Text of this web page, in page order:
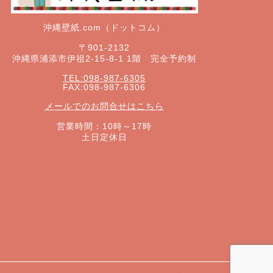
沖縄壁紙.com（ドットコム）
〒901-2132
沖縄県浦添市伊祖2-15-8-1 1階 完全予約制
TEL:098-987-6305
FAX:098-987-6306
メールでのお問合せはこちら
営業時間：10時～17時
土日定休日